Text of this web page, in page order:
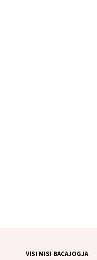
VISI MISI BACAJOGJA